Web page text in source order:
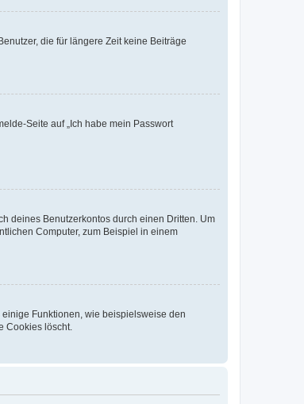
die für längere Zeit keine Beiträge
Seite auf „Ich habe mein Passwort
deines Benutzerkontos durch einen Dritten. Um
Computer, zum Beispiel in einem
Funktionen, wie beispielsweise den
Cookies löscht.